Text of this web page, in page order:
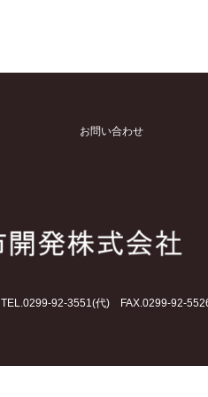
お問い合わせ
92-3551(代) FAX.0299-92-